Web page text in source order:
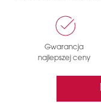
Gwarancja
najlepszej ceny